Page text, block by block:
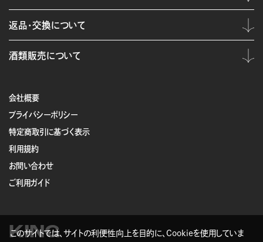
会社概要
プライバシーポリシー
特定商取引に基づく表示
利用規約
お問い合わせ
ご利用ガイド
KING
返品・交換について
酒類販売について
このサイトでは、サイトの利便性向上を目的に、Cookieを使用していま